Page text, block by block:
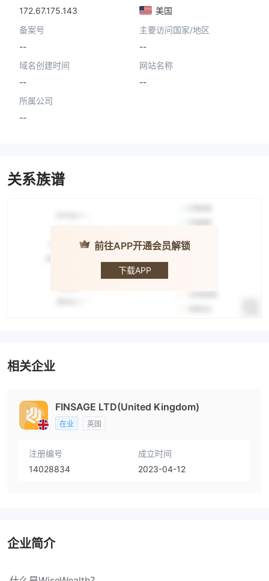
172.67.175.143
美国
备案号
--
主要访问国家/地区
--
域名创建时间
--
网站名称
--
所属公司
--
关系族谱
前往APP开通会员解锁
下载APP
相关企业
FINSAGE LTD(United Kingdom)
在业 英国
注册编号
14028834
成立时间
2023-04-12
企业简介